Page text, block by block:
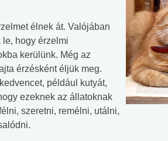
élnek át. Valójában
hogy érzelmi
kerülünk. Még az
érzésként éljük meg.
például kutyát,
ezeknek az állatoknak
szeretni, remélni, utálni,